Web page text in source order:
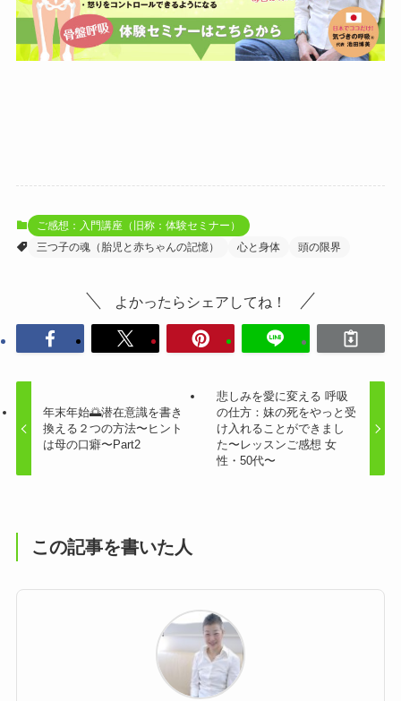
ご感想：入門講座（旧称：体験セミナー）
三つ子の魂（胎児と赤ちゃんの記憶）
心と身体 頭の限界
よかったらシェアしてね！
年末年始🌅潜在意識を書き
換える２つの方法〜ヒント
は母の口癖〜Part2
悲しみを愛に変える 呼吸
の仕方：妹の死をやっと受
け入れることができまし
た〜レッスンご感想 女
性・50代〜
この記事を書いた人